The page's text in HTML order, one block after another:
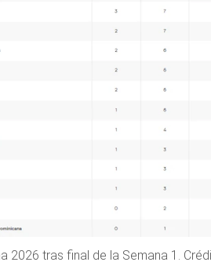
2026 tras final de la Semana 1.